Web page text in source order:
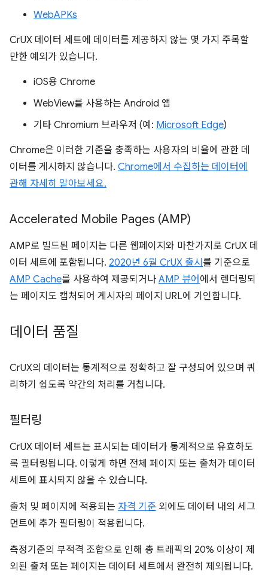
WebAPKs
CrUX 데이터 세트에 데이터를 제공하지 않는 몇 가지 주목할
만한 예외가 있습니다.
iOS용 Chrome
WebView를 사용하는 Android 앱
기타 Chromium 브라우저 (예: Microsoft Edge)
Chrome은 이러한 기준을 충족하는 사용자의 비율에 관한 데
이터를 게시하지 않습니다. Chrome에서 수집하는 데이터에
관해 자세히 알아보세요.
Accelerated Mobile Pages (AMP)
AMP로 빌드된 페이지는 다른 웹페이지와 마찬가지로 CrUX 데
이터 세트에 포함됩니다. 2020년 6월 CrUX 출시 를 기준으로
AMP Cache를 사용하여 제공되거나 AMP 뷰어 에서 렌더링되
는 페이지도 캡처되어 게시자의 페이지 URL에 기인합니다.
데이터 품질
CrUX의 데이터는 통계적으로 정확하고 잘 구성되어 있으며 쿼
리하기 쉽도록 약간의 처리를 거칩니다.
필터링
CrUX 데이터 세트는 표시되는 데이터가 통계적으로 유효하도
록 필터링됩니다. 이렇게 하면 전체 페이지 또는 출처가 데이터
세트에 표시되지 않을 수 있습니다.
출처 및 페이지에 적용되는 자격 기준 외에도 데이터 내의 세그
먼트에 추가 필터링이 적용됩니다.
측정기준의 부적격 조합으로 인해 총 트래픽의 20% 이상이 제
외된 출처 또는 페이지는 데이터 세트에서 완전히 제외됩니다.